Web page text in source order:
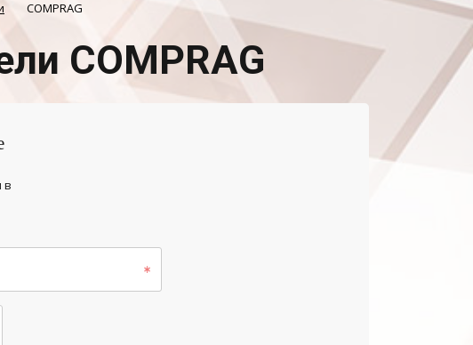
COMPRAG
COMPRAG
в